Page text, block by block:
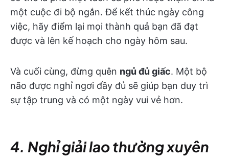
một cuộc đi bộ ngắn. Để kết thúc ngày công
việc, hãy điểm lại mọi thành quả bạn đã đạt
được và lên kế hoạch cho ngày hôm sau.
Và cuối cùng, đừng quên ngủ đủ giấc. Một bộ
não được nghỉ ngơi đầy đủ sẽ giúp bạn duy trì
sự tập trung và có một ngày vui vẻ hơn.
4. Nghỉ giải lao thường xuyên